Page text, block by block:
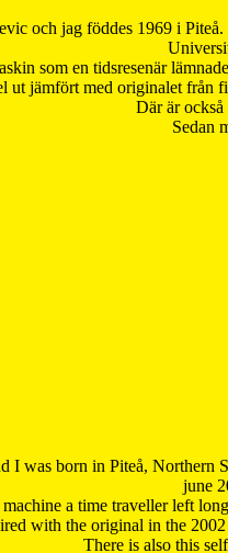
och jag föddes 1969 i
som en tidsresenär
ut jämfört med originalet från
Där är
Sedan
I was born in Piteå,
june
a time traveller left
with the original in the
There is also this